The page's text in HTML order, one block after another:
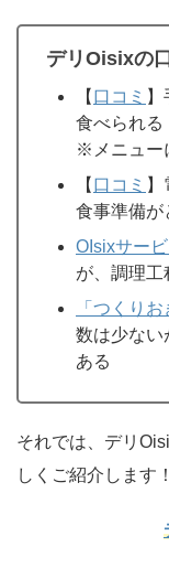
デリOisixの
【 口コミ
食べられる
※メニュー
【 口コミ
食事準備が
OIsixサービ
が、調理工
「つくり
数は少ない
ある
それでは、デリ
しくご紹介します！